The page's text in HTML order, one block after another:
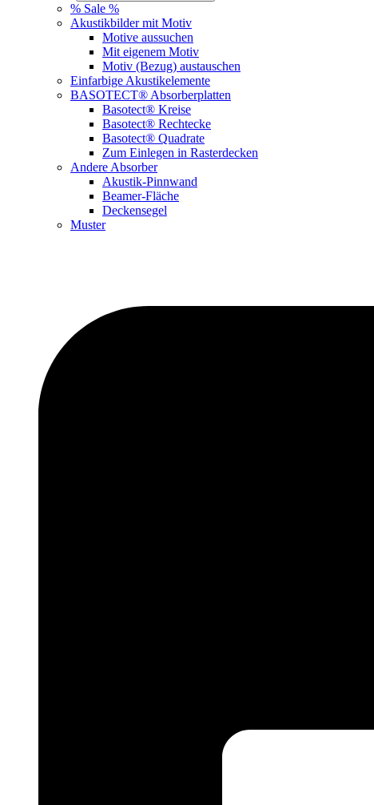
% Sale %
Akustikbilder mit Motiv
Motive aussuchen
Mit eigenem Motiv
Motiv (Bezug) austauschen
Einfarbige Akustikelemente
BASOTECT® Absorberplatten
Basotect® Kreise
Basotect® Rechtecke
Basotect® Quadrate
Zum Einlegen in Rasterdecken
Andere Absorber
Akustik-Pinnwand
Beamer-Fläche
Deckensegel
Muster